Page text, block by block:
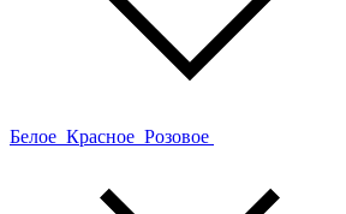
Белое Красное Розовое